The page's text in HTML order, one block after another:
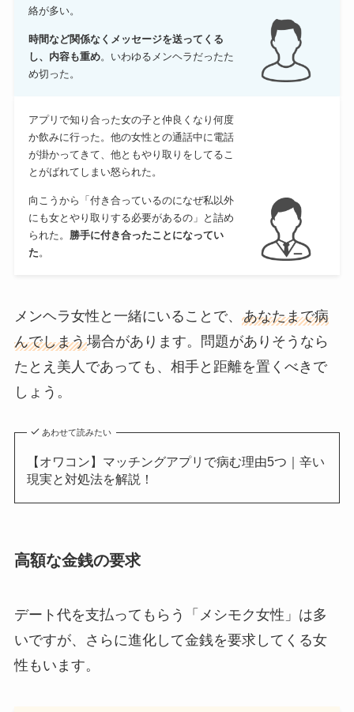
絡が多い。
時間など関係なくメッセージを送ってくる
し、内容も重め。いわゆるメンヘラだったた
め切った。
アプリで知り合った女の子と仲良くなり何度
か飲みに行った。他の女性との通話中に電話
が掛かってきて、他ともやり取りをしてるこ
とがばれてしまい怒られた。
向こうから「付き合っているのになぜ私以外
にも女とやり取りする必要があるの」と詰め
られた。
勝手に付き合ったことになってい
た 。
メンヘラ女性と一緒にいることで、 あなたまで病
んでしまう場合があります。問題がありそうなら
たとえ美人であっても、相手と距離を置くべきで
しょう。
あわせて読みたい
【オワコン】マッチングアプリで病む理由5つ｜辛い
現実と対処法を解説！
高額な金銭の要求
デート代を支払ってもらう「メシモク女性」は多
いですが、さらに進化して金銭を要求してくる女
性もいます。